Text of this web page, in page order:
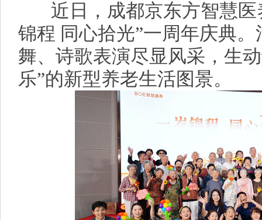
近日，成都京东方智慧医
锦程 同心拾光”一周年庆典
舞、诗歌表演尽显风采，生
乐”的新型养老生活图景。